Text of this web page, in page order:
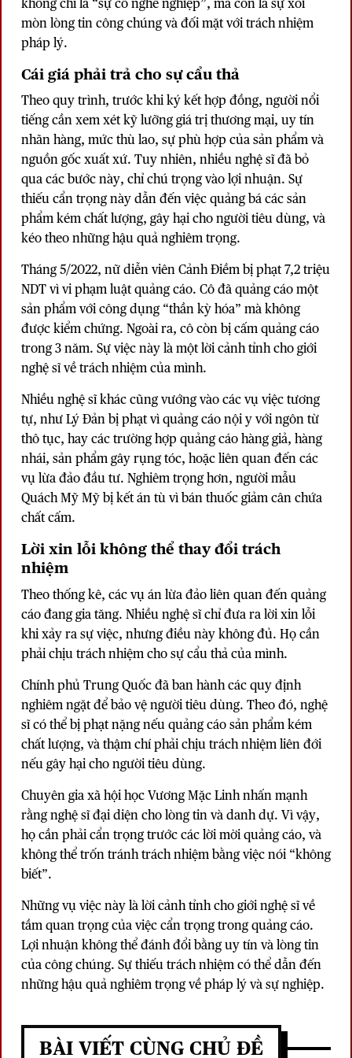
mòn lòng tin công chúng và đối mặt với trách nhiệm
pháp lý.
Cái giá phải trả cho sự cẩu thả
Theo quy trình, trước khi ký kết hợp đồng, người nổi
tiếng cần xem xét kỹ lưỡng giá trị thương mại, uy tín
nhãn hàng, mức thù lao, sự phù hợp của sản phẩm và
nguồn gốc xuất xứ. Tuy nhiên, nhiều nghệ sĩ đã bỏ
qua các bước này, chỉ chú trọng vào lợi nhuận. Sự
thiếu cẩn trọng này dẫn đến việc quảng bá các sản
phẩm kém chất lượng, gây hại cho người tiêu dùng, và
kéo theo những hậu quả nghiêm trọng.
Tháng 5/2022, nữ diễn viên Cảnh Điềmbị phạt 7,2 triệu
NDT vì vi phạm luật quảng cáo. Cô đã quảng cáo một
sản phẩm với công dụng “thần kỳ hóa” mà không
được kiểm chứng. Ngoài ra, cô còn bị cấm quảng cáo
trong 3 năm. Sự việc này là một lời cảnh tỉnh cho giới
nghệ sĩ về trách nhiệm của mình.
Nhiều nghệ sĩ khác cũng vướng vào các vụ việc tương
tự, như Lý Đản bị phạt vì quảng cáo nội y với ngôn từ
thô tục, hay các trường hợp quảng cáo hàng giả, hàng
nhái, sản phẩm gây rụng tóc, hoặc liên quan đến các
vụ lừa đảo đầu tư. Nghiêm trọng hơn, người mẫu
Quách Mỹ Mỹ bị kết án tù vì bán thuốc giảm cân chứa
chất cấm.
Lời xin lỗi không thể thay đổi trách
nhiệm
Theo thống kê, các vụ án lừa đảo liên quan đến quảng
cáo đang gia tăng. Nhiều nghệ sĩ chỉ đưa ra lời xin lỗi
khi xảy ra sự việc, nhưng điều này không đủ. Họ cần
phải chịu trách nhiệm cho sự cẩu thả của mình.
Chính phủ Trung Quốc đã ban hành các quy định
nghiêm ngặt để bảo vệ người tiêu dùng. Theo đó, nghệ
sĩ có thể bị phạt nặng nếu quảng cáo sản phẩm kém
chất lượng, và thậm chí phải chịu trách nhiệm liên đới
nếu gây hại chongười tiêu dùng.
Chuyên gia xã hội học Vương Mặc Linh nhấn mạnh
rằng nghệ sĩ đại diện cho lòng tin và danh dự. Vì vậy,
họ cần phải cẩn trọng trước các lời mời quảng cáo, và
không thể trốn tránh trách nhiệm bằng việc nói “không
biết”.
Những vụ việc này là lời cảnh tỉnh cho giới nghệ sĩ về
tầm quan trọng của việc cẩn trọng trong quảng cáo.
Lợi nhuận không thể đánh đổi bằng uy tín và lòng tin
của công chúng. Sự thiếu trách nhiệm có thể dẫn đến
những hậu quả nghiêm trọng về pháp lý và sự nghiệp.
BÀI VIẾT CÙNG CHỦ ĐỀ